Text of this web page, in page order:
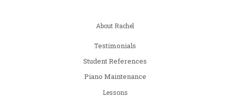
About Rachel
Testimonials
Student References
Piano Maintenance
Lessons